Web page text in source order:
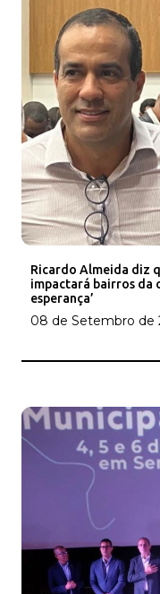
Ricardo Almeida diz
impactará bairros da
esperança’
08 de Setembro de